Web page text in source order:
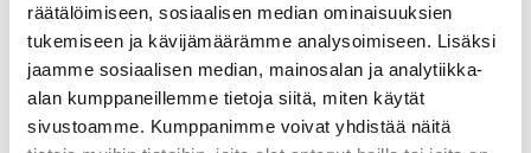
räätälöimiseen, sosiaalisen median ominaisuuksien
tukemiseen ja kävijämäärämme analysoimiseen. Lisäksi
jaamme sosiaalisen median, mainosalan ja analytiikka-
alan kumppaneillemme tietoja siitä, miten käytät
sivustoamme. Kumppanimme voivat yhdistää näitä
Kävelysillat
Muut kiinnityshelat
Koukkupidike
Pidike "clips", muovia
Lepuuttajan kiinnike